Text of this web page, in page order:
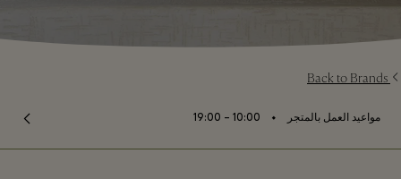
Back to Brands
مواعيد العمل بالمتجر ⬩
10:00 – 19:00